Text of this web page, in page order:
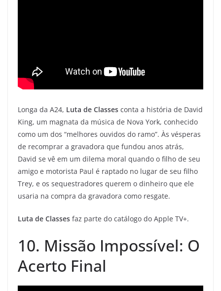
Longa da A24, Luta de Classes conta a história de David
King, um magnata da música de Nova York, conhecido
como um dos “melhores ouvidos do ramo”. Às vésperas
de recomprar a gravadora que fundou anos atrás,
David se vê em um dilema moral quando o filho de seu
amigo e motorista Paul é raptado no lugar de seu filho
Trey, e os sequestradores querem o dinheiro que ele
usaria na compra da gravadora como resgate.
Luta de Classes faz parte do catálogo do Apple TV+.
10. Missão Impossível: O
Acerto Final